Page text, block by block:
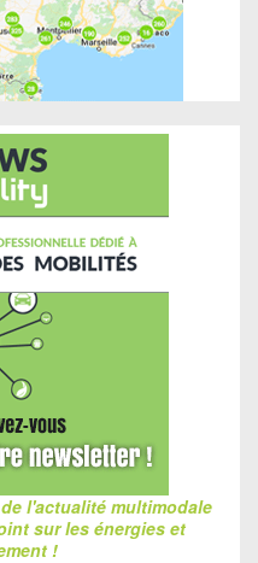
l'actualité multimodale
sur les énergies et
!